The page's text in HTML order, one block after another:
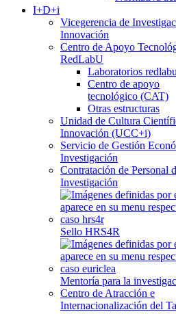
I+D+i
Vicegerencia de
Innovación
Centro de Apoyo
RedLabU
Laboratorios redlabu
Centro de apoyo
tecnológico (CAT)
Otras estructuras
Unidad de Cultura
Innovación (UCC+i)
Servicio de Gestión
Investigación
Contratación de Personal
Investigación
Sello HRS4R
Mentoría para la
Centro de Atracción e
Internacionalización del